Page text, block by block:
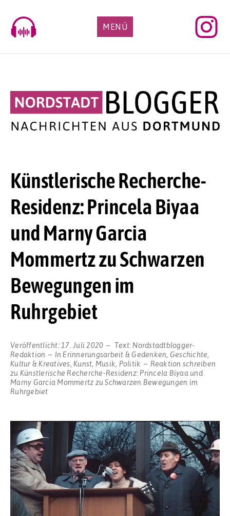
content
MENÜ
Künstlerische Recherche-
Residenz: Princela Biyaa
und Marny Garcia
Mommertz zu Schwarzen
Bewegungen im
Ruhrgebiet
Veröffentlicht: 17. Juli 2020 Text: Nordstadtblogger-
Redaktion
InErinnerungsarbeit & Gedenken, Geschichte,
Kultur & Kreatives, Kunst, Musik, Politik
Reaktion schreiben
zu Künstlerische Recherche-Residenz: Princela Biyaa und
Marny Garcia Mommertz zu Schwarzen Bewegungen im
Ruhrgebiet